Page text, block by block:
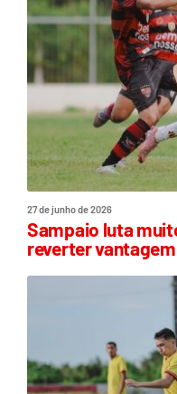
27 de junho de 2026
Sampaio luta
reverter